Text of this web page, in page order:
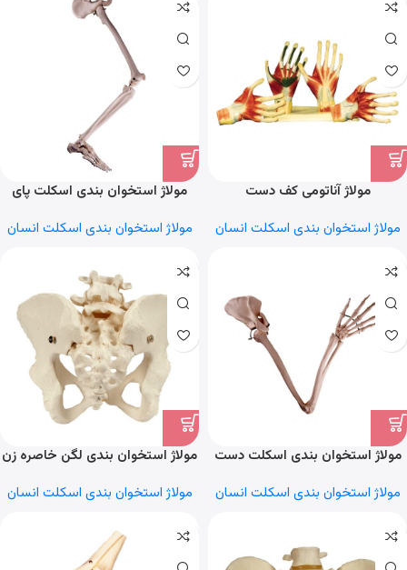
مولاژ آناتومی کف دست
مولاژ استخوان بندی اسکلت انسان
مولاژ استخوان بندی اسکلت پای
مولاژ استخوان بندی اسکلت انسان
مولاژ استخوان بندی اسکلت دست
مولاژ استخوان بندی اسکلت انسان
مولاژ استخوان‌ بندی لگن خاصره زن
مولاژ استخوان بندی اسکلت انسان